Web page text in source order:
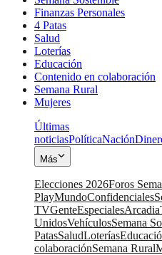
Finanzas Personales
4 Patas
Salud
Loterías
Educación
Contenido en colaboración
Semana Rural
Mujeres
Últimas
noticiasPolíticaNación
Más
Elecciones 2026Foros
PlayMundoConfidenciales
TVGenteEspecialesArcadia
UnidosVehículosSemana
PatasSaludLoterías
colaboraciónSemana Rural